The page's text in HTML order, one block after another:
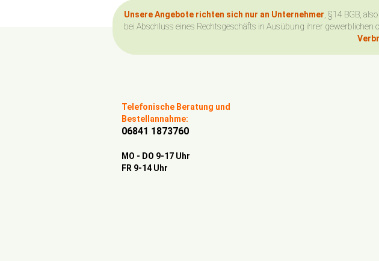
Unsere Angebote richten sich nur an Unternehmer , §14 BGB,
bei Abschluss eines Rechtsgeschäfts in Ausübung ihrer gewerblichen
Telefonische Beratung und
Bestellannahme:
06841 1873760
MO - DO 9-17 Uhr
FR 9-14 Uhr